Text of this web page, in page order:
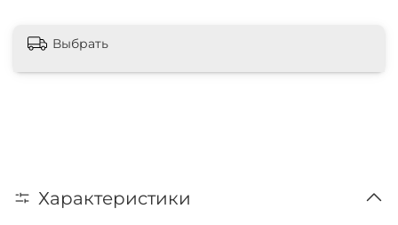
Выбрать
Характеристики